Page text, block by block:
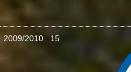
2009/2010 15